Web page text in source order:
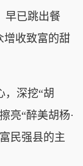
已跳出餐
增收致富的甜
深挖“胡
亮“醉美胡杨·
民强县的主